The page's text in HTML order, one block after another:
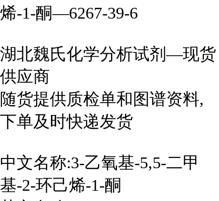
烯-1-酮—6267-39-6
湖北魏氏化学分析试剂—现货
供应商
随货提供质检单和图谱资料,
下单及时快递发货
中文名称:3-乙氧基-5,5-二甲
基-2-环己烯-1-酮